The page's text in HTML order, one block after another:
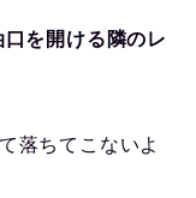
口を開ける隣のレ
落ちてこないよ